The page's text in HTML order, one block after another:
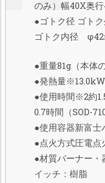
のみ）幅40X奥
●ゴトク径 ゴト
ゴトク内径
●重量81g（本体
●発熱量
●使用時間※2約
0.7時間（SOD-
●使用容器新富士
●点火方式圧電点
●材質バーナー・
イッチ：樹脂